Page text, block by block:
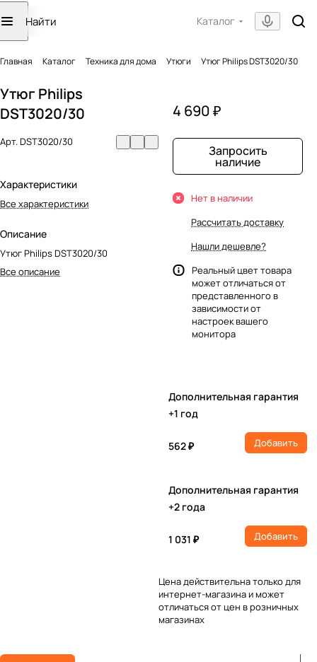
Каталог
Главная Каталог Техника для дома Утюги Утюг Philips DST3020/30
Утюг Philips
DST3020/30
Арт.DST3020/30
Характеристики
Все характеристики
Описание
Утюг Philips DST3020/30
Все описание
4 690 ₽
Запросить
наличие
Нет в наличии
Рассчитать доставку
Нашли дешевле?
Реальный цвет товара
может отличаться от
представленного в
зависимости от
настроек вашего
монитора
Дополнительная гарантия
+1 год
562 ₽ Добавить
Дополнительная гарантия
+2 года
1 031 ₽ Добавить
Цена действительна только для
интернет-магазина и может
отличаться от цен в розничных
магазинах